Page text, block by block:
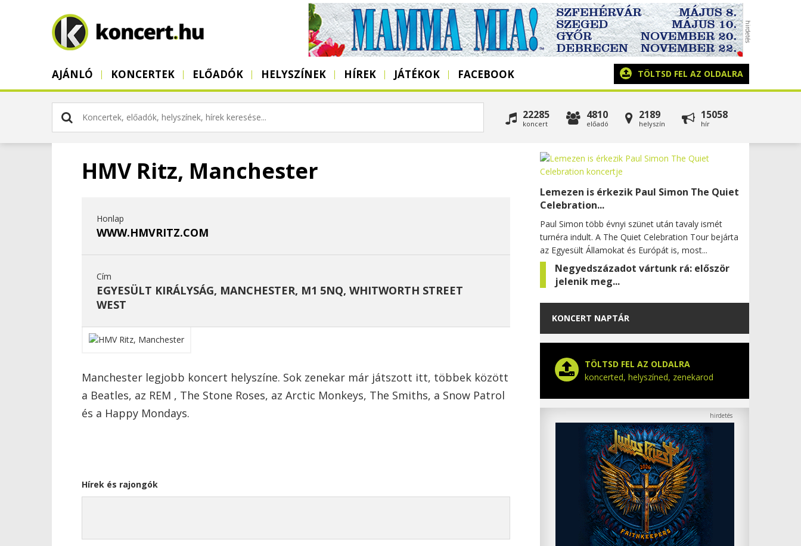
AJÁNLÓ KONCERTEK ELŐADÓK HELYSZÍNEK HÍREK JÁTÉKOK FACEBOOK TÖLTSD FEL AZ OLDALRA
22285
koncert
4810
előadó
2189
helyszín
15058
hír
HMV Ritz, Manchester
Honlap
WWW.HMVRITZ.COM
Cím
EGYESÜLT KIRÁLYSÁG, MANCHESTER, M1 5NQ, WHITWORTH STREET
WEST
Manchester legjobb koncert helyszíne. Sok zenekar már játszott itt, többek között
a Beatles, az REM , The Stone Roses, az Arctic Monkeys, The Smiths, a Snow Patrol
és a Happy Mondays.
Hírek és rajongók
Lemezen is érkezik Paul Simon The Quiet
Celebration...
Paul Simon több évnyi szünet után tavaly ismét
turnéra indult. A The Quiet Celebration Tour bejárta
az Egyesült Államokat és Európát is, most...
Negyedszázadot vártunk rá: először
jelenik meg...
KONCERT NAPTÁR
TÖLTSD FEL AZ OLDALRA
koncerted, helyszíned, zenekarod